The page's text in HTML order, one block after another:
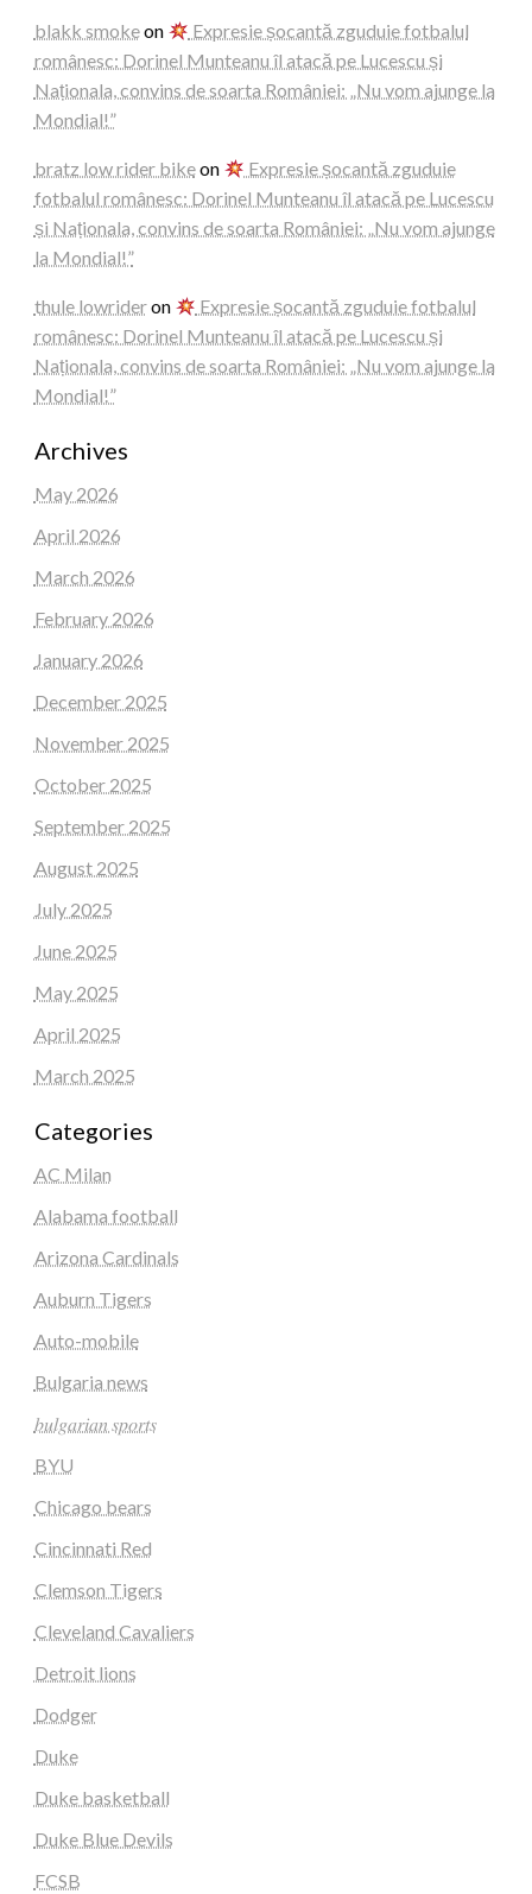
blakk smokeon
Expresie șocantă zguduie fotbalul
românesc: Dorinel Munteanu îl atacă pe Lucescu și
Naționala, convins de soarta României: „Nu vom ajunge la
Mondial!”
bratz low rider bikeon
Expresie șocantă zguduie
fotbalul românesc: Dorinel Munteanu îl atacă pe Lucescu
și Naționala, convins de soarta României: „Nu vom ajunge
la Mondial!”
thule lowrideron
Expresie șocantă zguduie fotbalul
românesc: Dorinel Munteanu îl atacă pe Lucescu și
Naționala, convins de soarta României: „Nu vom ajunge la
Mondial!”
Archives
May 2026
April 2026
March 2026
February 2026
January 2026
December 2025
November 2025
October 2025
September 2025
August 2025
July 2025
June 2025
May 2025
April 2025
March 2025
Categories
AC Milan
Alabama football
Arizona Cardinals
Auburn Tigers
Auto-mobile
Bulgaria news
𝑏𝑢𝑙𝑔𝑎𝑟𝑖𝑎𝑛 𝑠𝑝𝑜𝑟𝑡𝑠
BYU
Chicago bears
Cincinnati Red
Clemson Tigers
Cleveland Cavaliers
Detroit lions
Dodger
Duke
Duke basketball
Duke Blue Devils
FCSB